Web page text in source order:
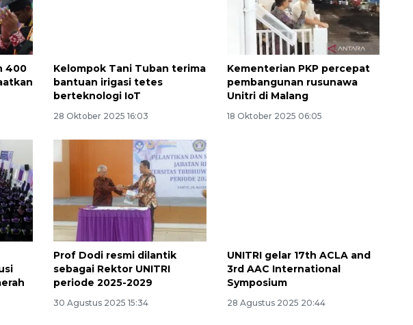
400
Kelompok Tani Tuban terima
bantuan irigasi tetes
berteknologi IoT
28 Oktober 2025 16:03
Kementerian PKP percepat
pembangunan rusunawa
Unitri di Malang
18 Oktober 2025 06:05
Prof Dodi resmi dilantik
sebagai Rektor UNITRI
periode 2025-2029
30 Agustus 2025 15:34
UNITRI gelar 17th ACLA and
3rd AAC International
Symposium
28 Agustus 2025 20:44